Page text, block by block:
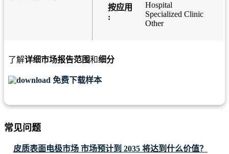
按应用
:
Hospital
Specialized Clinic
Other
了解详细市场报告范围和细分
免费下载样本
常见问题
皮质表面电极市场 市场预计到 2035 将达到什么价值？